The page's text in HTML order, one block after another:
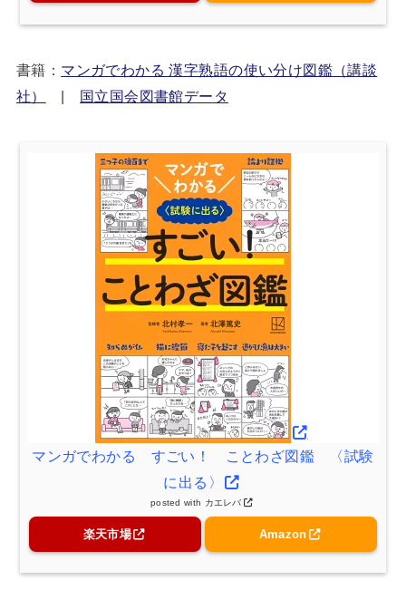
書籍： マンガでわかる 漢字熟語の使い分け図鑑（講談
社）
| 国立国会図書館データ
マンガでわかる すごい！ ことわざ図鑑 〈試験
に出る〉
posted with カエレバ
楽天市場 Amazon